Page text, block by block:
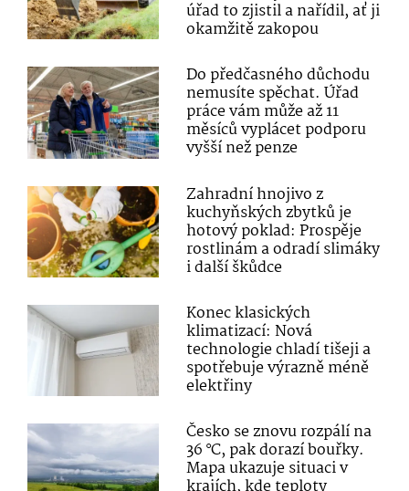
úřad to zjistil a nařídil, ať ji
okamžitě zakopou
Do předčasného důchodu
nemusíte spěchat. Úřad
práce vám může až 11
měsíců vyplácet podporu
vyšší než penze
Zahradní hnojivo z
kuchyňských zbytků je
hotový poklad: Prospěje
rostlinám a odradí slimáky
i další škůdce
Konec klasických
klimatizací: Nová
technologie chladí tišeji a
spotřebuje výrazně méně
elektřiny
Česko se znovu rozpálí na
36 °C, pak dorazí bouřky.
Mapa ukazuje situaci v